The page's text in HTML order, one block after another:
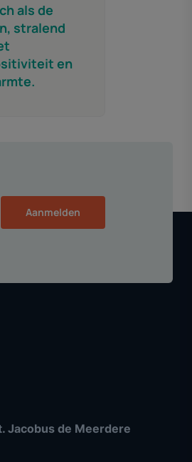
als de
stralend
en
Aanmelden
Jacobus de Meerdere